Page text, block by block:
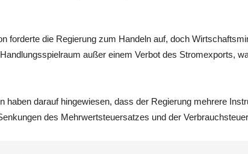
forderte die Regierung zum Handeln auf, doch
außer einem Verbot des Stromexports,
haben darauf hingewiesen, dass der Regierung mehrere
des Mehrwertsteuersatzes und der